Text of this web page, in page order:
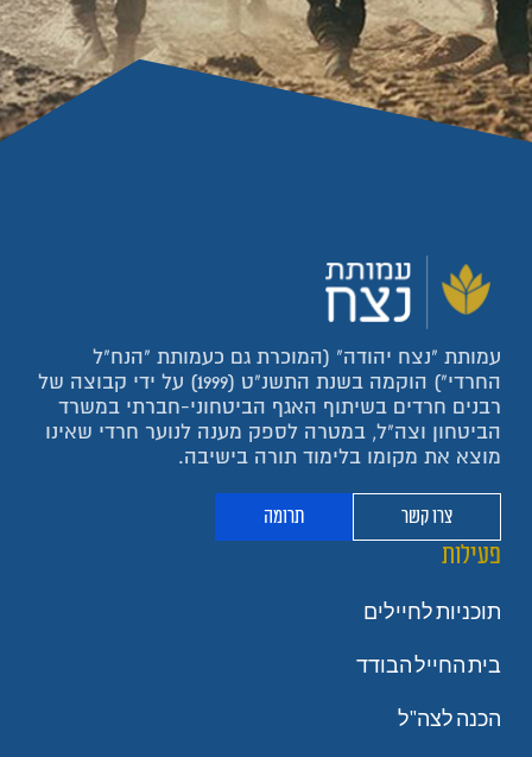
עמותת "נצח יהודה" (המוכרת גם כעמותת "הנח"ל
החרדי") הוקמה בשנת התשנ"ט (1999) על ידי קבוצה של
רבנים חרדים בשיתוף האגף הביטחוני-חברתי במשרד
הביטחון וצה"ל, במטרה לספק מענה לנוער חרדי שאינו
מוצא את מקומו בלימוד תורה בישיבה.
צרו קשר תרומה
פעילות
תוכניות לחיילים
בית החייל הבודד
הכנה לצה"ל